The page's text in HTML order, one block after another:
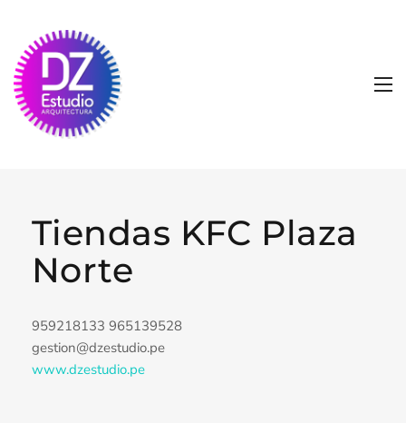
Tiendas KFC Plaza
Norte
959218133 965139528
gestion@dzestudio.pe
www.dzestudio.pe